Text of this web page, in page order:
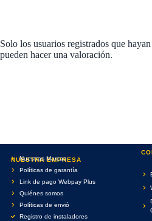
Solo los usuarios registrados que
pueden hacer una valoración.
NUESTRA EMPRESA
Nuestras Marcas
Políticas de garantía
Link de pago Webpay Plus
Quiénes somos
Políticas de envió
Registro de instaladores